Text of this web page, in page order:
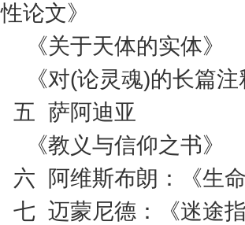
性论文》
《关于天体的实体》
《对(论灵魂)的长篇注
五 萨阿迪亚
《教义与信仰之书》
六 阿维斯布朗：《生
七 迈蒙尼德：《迷途